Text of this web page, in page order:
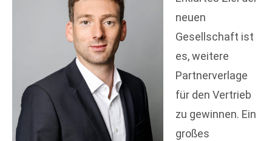
neuen
Gesellschaft ist
es, weitere
Partnerverlage
für den Vertrieb
zu gewinnen. Ein
großes